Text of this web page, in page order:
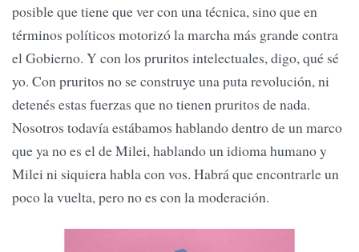
posible que tiene que ver con una técnica, sino que en
términos políticos motorizó la marcha más grande contra
el Gobierno. Y con los pruritos intelectuales, digo, qué sé
yo. Con pruritos no se construye una puta revolución, ni
detenés estas fuerzas que no tienen pruritos de nada.
Nosotros todavía estábamos hablando dentro de un marco
que ya no es el de Milei, hablando un idioma humano y
Milei ni siquiera habla con vos. Habrá que encontrarle un
poco la vuelta, pero no es con la moderación.